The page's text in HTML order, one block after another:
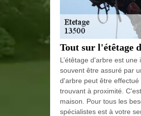
Tout sur l'étêtage
L’étêtage d'arbre est
souvent être assuré par
d'arbre peut être effectué
trouvant à proximité.
maison. Pour tous les
spécialistes est à votre